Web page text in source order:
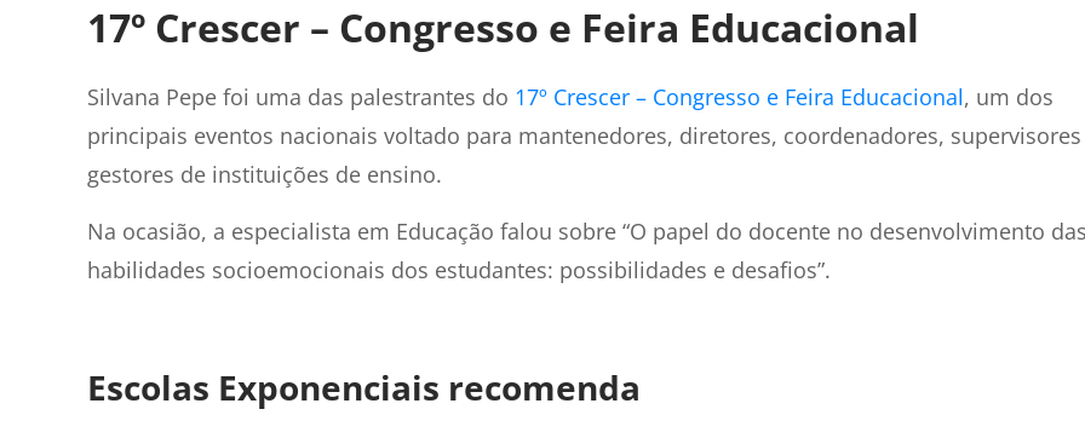
17º Crescer – Congresso e Feira Educacional
Silvana Pepe foi uma das palestrantes do 17º Crescer – Congresso e Feira Educacional, um dos
principais eventos nacionais voltado para mantenedores, diretores, coordenadores,
gestores de instituições de ensino.
Na ocasião, a especialista em Educação falou sobre “O papel do docente no desenvolvimento
habilidades socioemocionais dos estudantes: possibilidades e desafios”.
Escolas Exponenciais recomenda